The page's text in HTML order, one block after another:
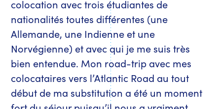
colocation avec trois étudiantes de
nationalités toutes différentes (une
Allemande, une Indienne et une
Norvégienne) et avec qui je me suis très
bien entendue. Mon road-trip avec mes
colocataires vers l’Atlantic Road au tout
début de ma substitution a été un moment